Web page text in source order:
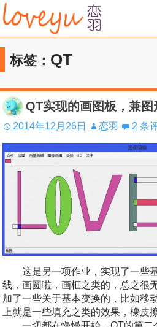
跳
过
内
容标签： QT
QT实现的画图板，兼图
2014年12月26日 恋羽 2 条
这是另一项作业，实现了一些
线，画圆啦，画框之类的，总之很
加了一些关于基本变换的，比如移
上就是一些填充之类的效果，橡皮